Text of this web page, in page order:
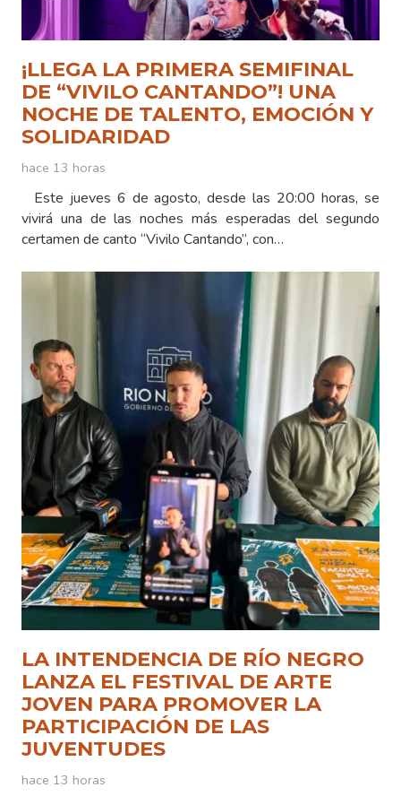
¡LLEGA LA PRIMERA SEMIFINAL
DE “VIVILO CANTANDO”! UNA
NOCHE DE TALENTO, EMOCIÓN Y
SOLIDARIDAD
hace 13 horas
Este jueves 6 de agosto, desde las 20:00 horas, se
vivirá una de las noches más esperadas del segundo
certamen de canto “Vivilo Cantando”, con…
LA INTENDENCIA DE RÍO NEGRO
LANZA EL FESTIVAL DE ARTE
JOVEN PARA PROMOVER LA
PARTICIPACIÓN DE LAS
JUVENTUDES
hace 13 horas